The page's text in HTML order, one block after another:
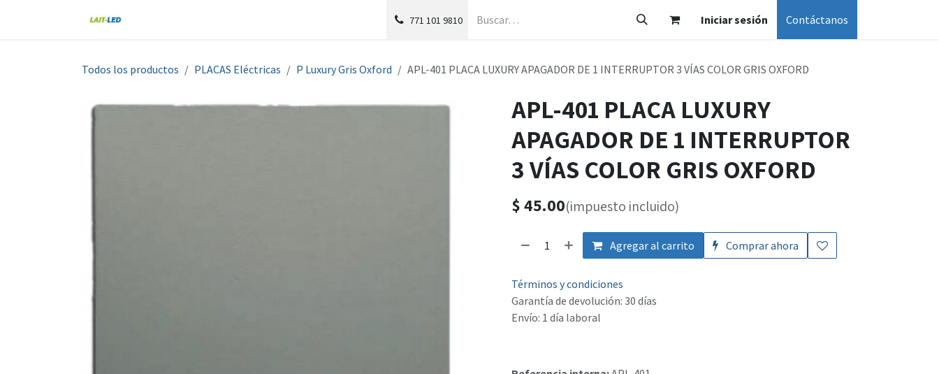
771 101 9810 Iniciar sesión Contáctanos
Todos los productos PLACAS Eléctricas P Luxury Gris Oxford APL-401 PLACA LUXURY APAGADOR DE 1 INTERRUPTOR 3 VÍAS COLOR GRIS OXFORD
APL-401 PLACA LUXURY
APAGADOR DE 1 INTERRUPTOR
3 VÍAS COLOR GRIS OXFORD
$45.00(impuesto incluido)
Agregar al carrito Comprar ahora
Términos y condiciones
Garantía de devolución: 30 días
Envío: 1 día laboral